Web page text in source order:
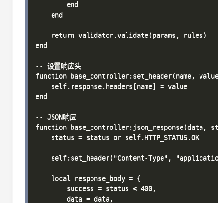
        end
    end
    return validator.validate(params, rules)
end
-- 设置响应头
function base_controller:set_header(name,
    self.response.headers[name] = value
end
-- JSON响应
function base_controller:json_response(data,
    status = status or self.HTTP_STATUS.OK
self:set_header("Content-Type",
    local response_body = {
        success = status < 400,
        data = data,